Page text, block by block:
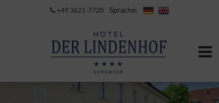
+49 3621-7720 Sprache: